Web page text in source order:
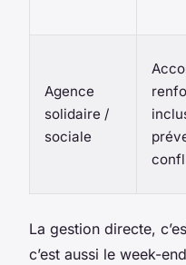
Agence
solidaire /
sociale
La gestion directe,
c’est aussi le week-